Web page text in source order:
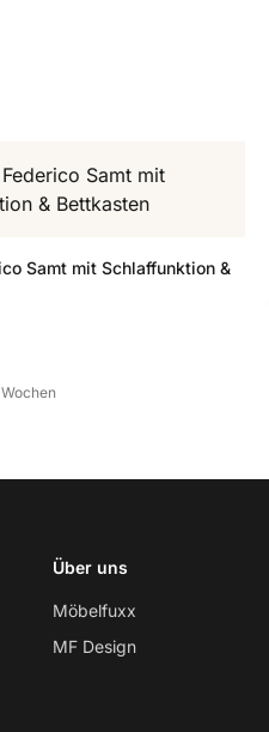
Samt mit Schlaffunktion &
Über uns
Möbelfuxx
MF Design